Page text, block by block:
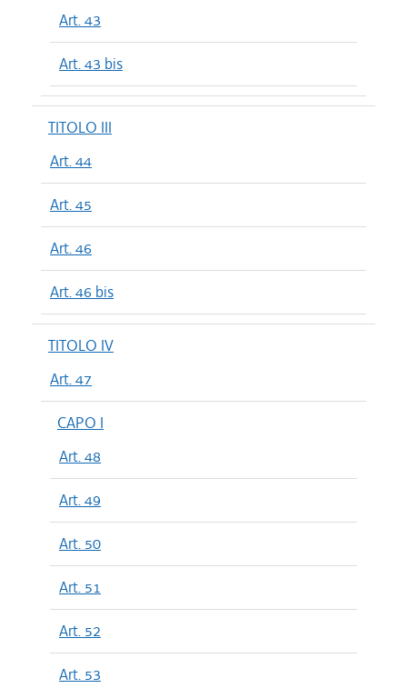
Art. 43
Art. 43 bis
TITOLO III
Art. 44
Art. 45
Art. 46
Art. 46 bis
TITOLO IV
Art. 47
CAPO I
Art. 48
Art. 49
Art. 50
Art. 51
Art. 52
Art. 53